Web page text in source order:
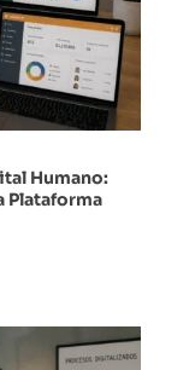
Humano:
Plataforma